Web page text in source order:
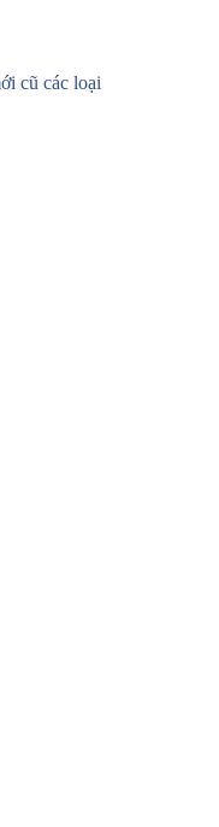
cũ các loại